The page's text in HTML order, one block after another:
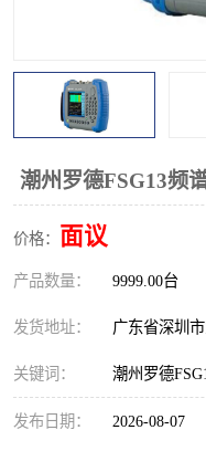
潮州罗德FSG13频
价格： 面议
产品数量： 9999.00台
发货地址： 广东省深圳
关键词： 潮州罗德
发布日期： 2026-08-07
阻抗分析仪
频率计
静电计